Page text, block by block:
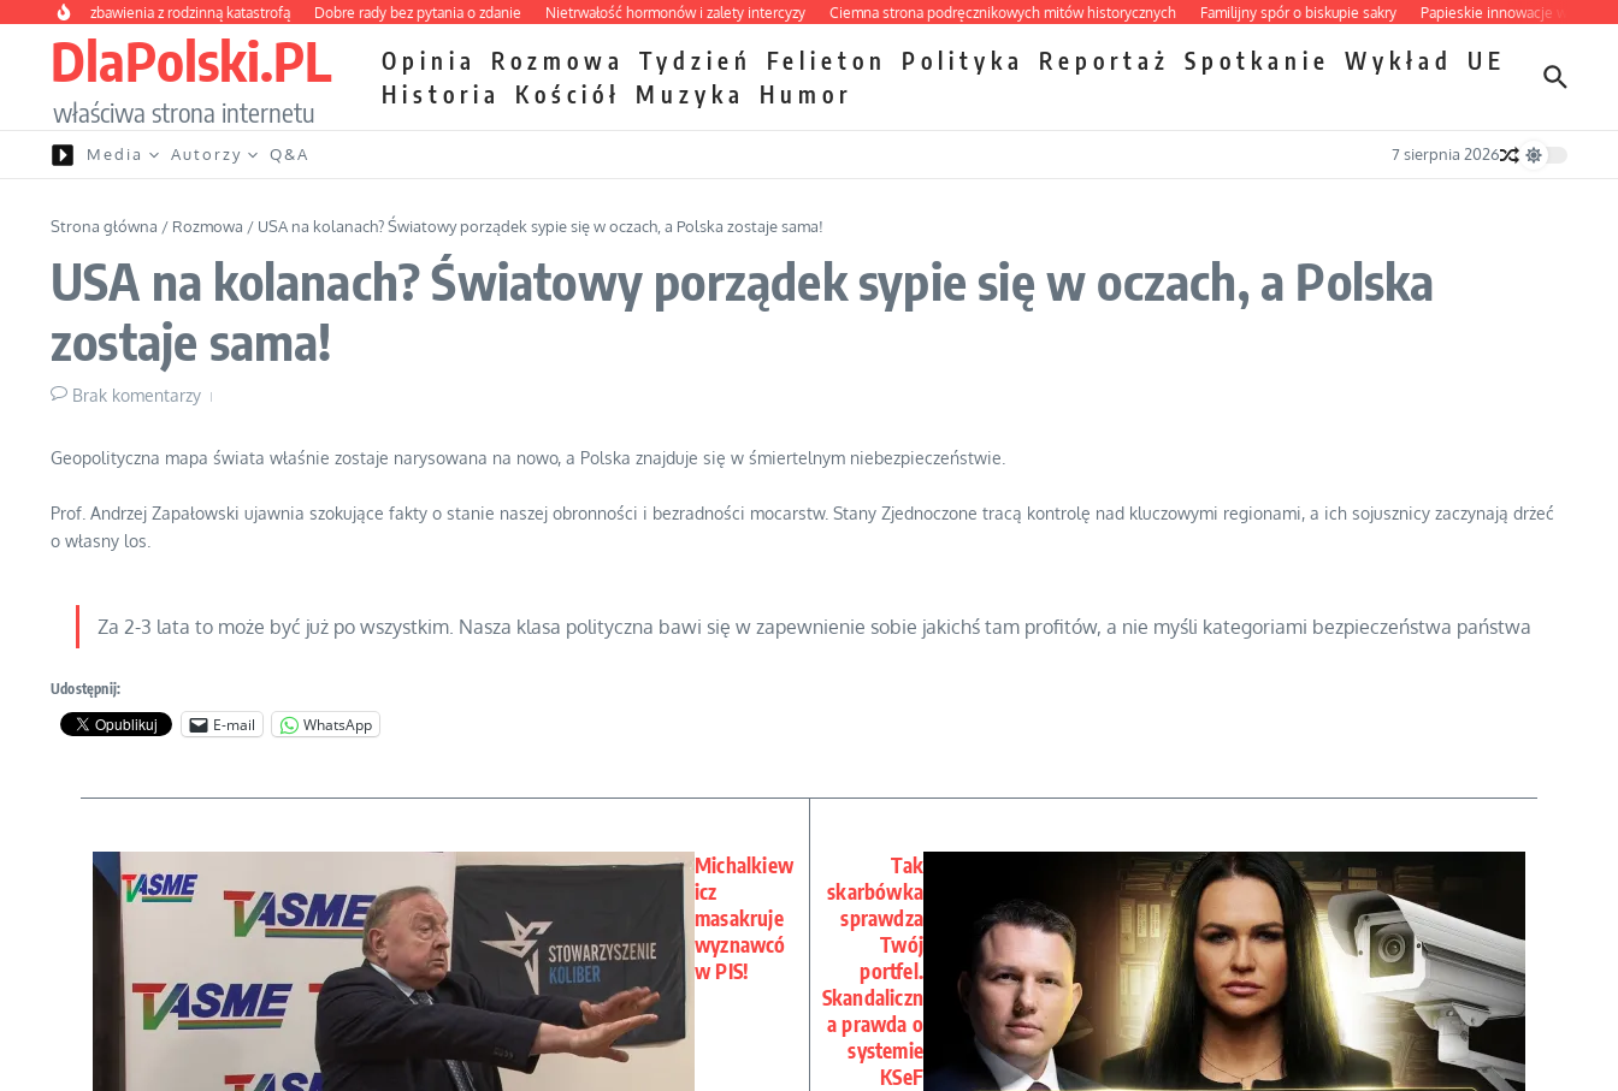
Przejdź do treści
kurs zbawienia z rodzinną katastrofą Dobre rady bez pytania o zdanie Nietrwałość hormonów i zalety intercyzy Ciemna strona podręcznikowych mitów historycznych Familijny spór o biskupie sakry Papieskie innowacje w tradycyjnym
DlaPolski.PL
właściwa strona internetu
Opinia Rozmowa Tydzień Felieton Polityka Reportaż Spotkanie Wykład
UE
Historia
Kościół Muzyka Humor
Media Autorzy Q&A 7 sierpnia 2026
Strona główna / Rozmowa / USA na kolanach? Światowy porządek sypie się w oczach, a Polska zostaje sama!
USA na kolanach? Światowy porządek sypie się w oczach, a Polska
zostaje sama!
Brak komentarzy
Geopolityczna mapa świata właśnie zostaje narysowana na nowo, a Polska znajduje się w śmiertelnym niebezpieczeństwie.
Prof. Andrzej Zapałowski ujawnia szokujące fakty o stanie naszej obronności i bezradności mocarstw. Stany Zjednoczone tracą kontrolę nad kluczowymi regionami, a ich sojusznicy zaczynają drżeć
o własny los.
Za 2-3 lata to może być już po wszystkim. Nasza klasa polityczna bawi się w zapewnienie sobie jakichś tam profitów, a nie myśli kategoriami bezpieczeństwa państwa
Udostępnij:
E-mail WhatsApp
Michalkiew
icz
masakruje
wyznawcó
w PIS!
Tak
skarbówka
sprawdza
Twój
portfel.
Skandaliczn
a prawda o
systemie
KSeF